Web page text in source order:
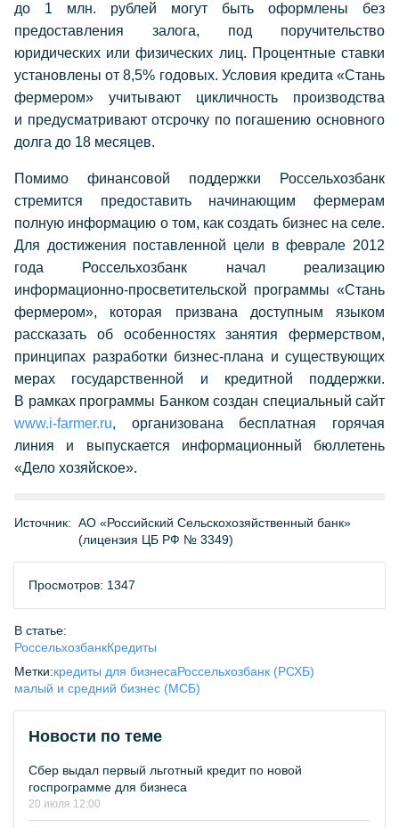
до 1 млн. рублей могут быть оформлены без
предоставления залога, под поручительство
юридических или физических лиц. Процентные ставки
установлены от 8,5% годовых. Условия кредита «Стань
фермером» учитывают цикличность производства
и предусматривают отсрочку по погашению основного
долга до 18 месяцев.
Помимо финансовой поддержки Россельхозбанк
стремится предоставить начинающим фермерам
полную информацию о том, как создать бизнес на селе.
Для достижения поставленной цели в феврале 2012
года Россельхозбанк начал реализацию
информационно-просветительской программы «Стань
фермером», которая призвана доступным языком
рассказать об особенностях занятия фермерством,
принципах разработки бизнес-плана и существующих
мерах государственной и кредитной поддержки.
В рамках программы Банком создан специальный сайт
www.i-farmer.ru, организована бесплатная горячая
линия и выпускается информационный бюллетень
«Дело хозяйское».
Источник: АО «Российский Сельскохозяйственный банк»
(лицензия ЦБ РФ № 3349)
Просмотров: 1347
В статье:
РоссельхозбанкКредиты
Метки:кредиты для бизнесаРоссельхозбанк (РСХБ)
малый и средний бизнес (МСБ)
Новости по теме
Сбер выдал первый льготный кредит по новой
госпрограмме для бизнеса
20 июля 12:00